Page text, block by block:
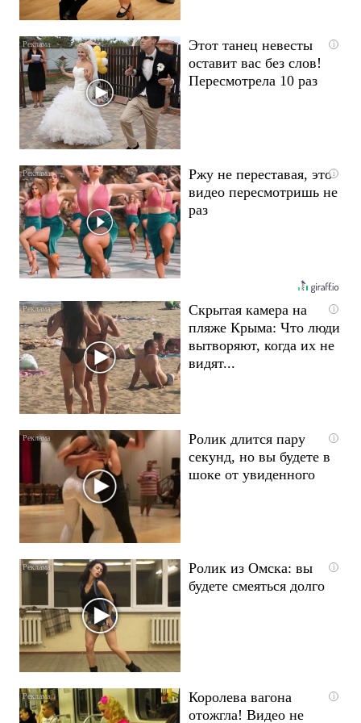
i
Этот танец невесты
оставит вас без слов!
Пересмотрела 10 раз
i
Ржу не переставая, это
видео пересмотришь не
раз
i
Скрытая камера на
пляже Крыма: Что люди
вытворяют, когда их не
видят...
i
Ролик длится пару
секунд, но вы будете в
шоке от увиденного
i
Ролик из Омска: вы
будете смеяться долго
i
Королева вагона
отожгла! Видео не